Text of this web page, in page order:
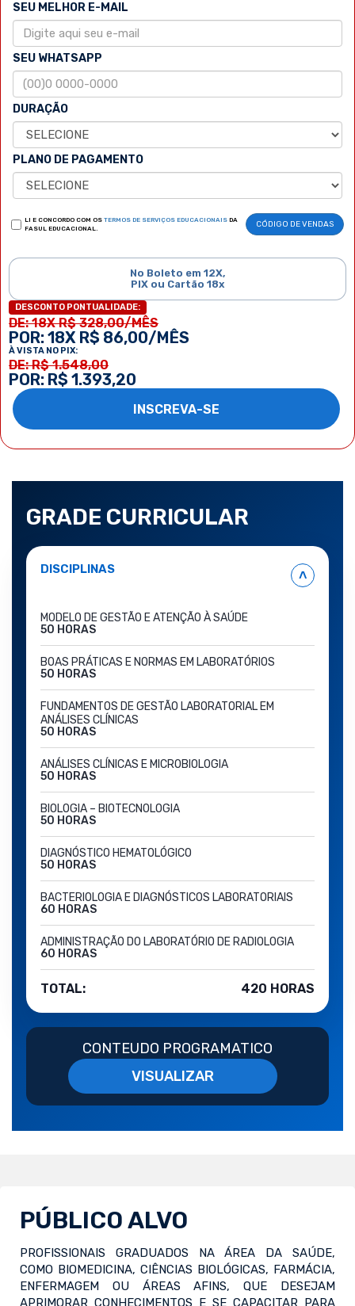
SEU MELHOR E-MAIL
SEU WHATSAPP
DURAÇÃO
PLANO DE PAGAMENTO
LI E CONCORDO COM OS TERMOS DE SERVIÇOS EDUCACIONAIS DA
FASUL EDUCACIONAL.
CÓDIGO DE VENDAS
No Boleto em 12X,
PIX ou Cartão 18x
DESCONTO PONTUALIDADE:
DE: 18X R$ 328,00/MÊS
POR: 18X R$ 86,00/MÊS
À VISTA NO PIX:
DE: R$ 1.548,00
POR: R$ 1.393,20
INSCREVA-SE
GRADE CURRICULAR
DISCIPLINAS ˄
MODELO DE GESTÃO E ATENÇÃO À SAÚDE
50 HORAS
BOAS PRÁTICAS E NORMAS EM LABORATÓRIOS
50 HORAS
FUNDAMENTOS DE GESTÃO LABORATORIAL EM
ANÁLISES CLÍNICAS
50 HORAS
ANÁLISES CLÍNICAS E MICROBIOLOGIA
50 HORAS
BIOLOGIA – BIOTECNOLOGIA
50 HORAS
DIAGNÓSTICO HEMATOLÓGICO
50 HORAS
BACTERIOLOGIA E DIAGNÓSTICOS LABORATORIAIS
60 HORAS
ADMINISTRAÇÃO DO LABORATÓRIO DE RADIOLOGIA
60 HORAS
TOTAL: 420 HORAS
CONTEUDO PROGRAMATICO
VISUALIZAR
PÚBLICO ALVO
PROFISSIONAIS GRADUADOS NA ÁREA DA SAÚDE,
COMO BIOMEDICINA, CIÊNCIAS BIOLÓGICAS, FARMÁCIA,
ENFERMAGEM OU ÁREAS AFINS, QUE DESEJAM
APRIMORAR CONHECIMENTOS E SE CAPACITAR PARA